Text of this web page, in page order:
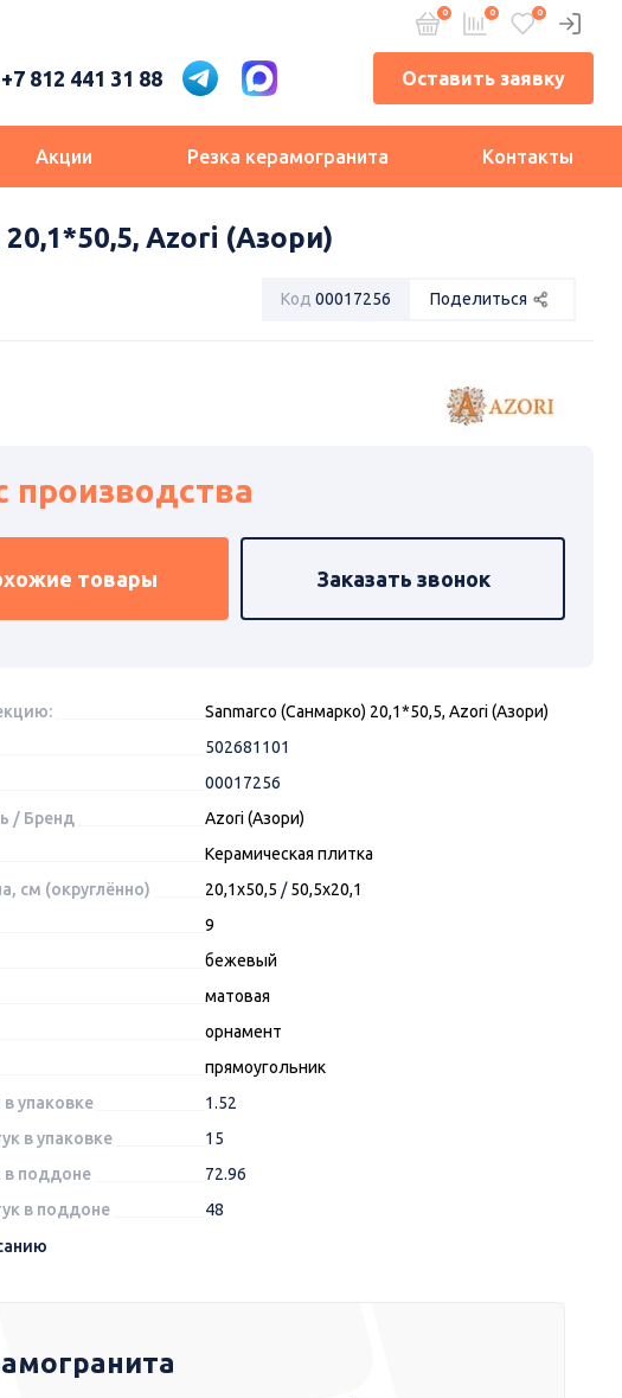
+7 812 441 31 88 Оставить заявку
Акции Резка керамогранита Контакты
Azori (Азори)
Код 00017256 Поделиться
производства
товары Заказать звонок
Sanmarco (Санмарко) 20,1*50,5, Azori (Азори)
502681101
00017256
/ Бренд
Azori (Азори)
Керамическая плитка
см (округлённо)
20,1x50,5 /50,5x20,1
9
бежевый
матовая
орнамент
прямоугольник
упаковке
1.52
в упаковке
15
в поддоне
72.96
в поддоне
48